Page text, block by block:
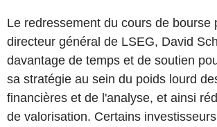
Le redressement du cours de bourse
directeur général de LSEG, David
davantage de temps et de soutien
sa stratégie au sein du poids lourd
financières et de l'analyse, et ainsi
de valorisation. Certains